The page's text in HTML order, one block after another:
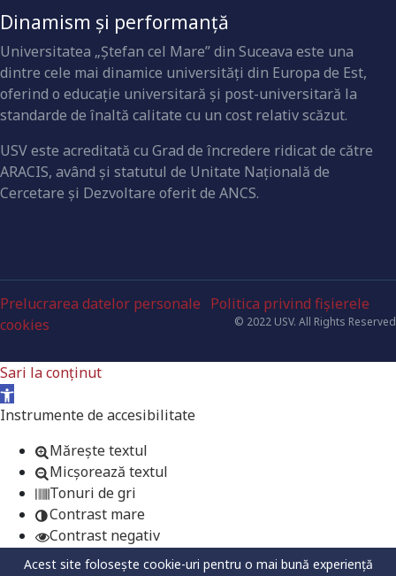
Dinamism și performanță
Universitatea „Ştefan cel Mare” din Suceava este una
dintre cele mai dinamice universităţi din Europa de Est,
oferind o educaţie universitară şi post-universitară la
standarde de înaltă calitate cu un cost relativ scăzut.
USV este acreditată cu Grad de încredere ridicat de către
ARACIS, având şi statutul de Unitate Naţională de
Cercetare şi Dezvoltare oferit de ANCS.
Prelucrarea datelor personale Politica privind fișierele
cookies
© 2022 USV. All Rights Reserved
Sari la conținut
Deschide bara de unelte
Instrumente de accesibilitate
Mărește textul
Micșorează textul
Tonuri de gri
Contrast mare
Contrast negativ
Fundal luminos
Acest site folosește cookie-uri pentru o mai bună experiență